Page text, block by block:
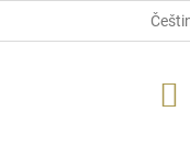
INFORMACE